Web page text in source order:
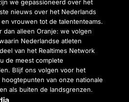
we gepassioneerd over het
nieuws over het Nederlands
vrouwen tot de talententeams.
dan alleen Oranje: we volgen
Nederlandse atleten
van het Realtimes Network
de meest complete
Blijf ons volgen voor het
van onze nationale
als buiten de landsgrenzen.